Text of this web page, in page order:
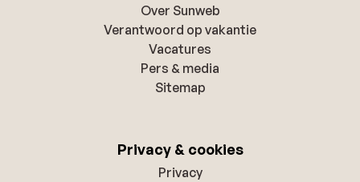
Over Sunweb
Verantwoord op vakantie
Vacatures
Pers & media
Sitemap
Privacy & cookies
Privacy